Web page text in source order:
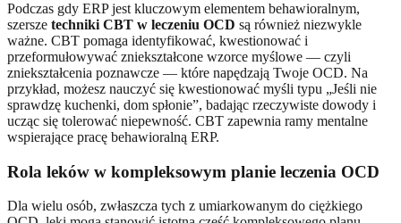
Podczas gdy ERP jest kluczowym elementem behawioralnym,
szersze techniki CBT w leczeniu OCD są również niezwykle
ważne. CBT pomaga identyfikować, kwestionować i
przeformułowywać zniekształcone wzorce myślowe — czyli
zniekształcenia poznawcze — które napędzają Twoje OCD. Na
przykład, możesz nauczyć się kwestionować myśli typu „Jeśli nie
sprawdzę kuchenki, dom spłonie”, badając rzeczywiste dowody i
ucząc się tolerować niepewność. CBT zapewnia ramy mentalne
wspierające pracę behawioralną ERP.
Rola leków w kompleksowym planie leczenia OCD
Dla wielu osób, zwłaszcza tych z umiarkowanym do ciężkiego